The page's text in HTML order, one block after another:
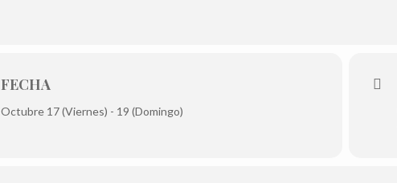
FECHA
Octubre 17 (Viernes) - 19 (Domingo)